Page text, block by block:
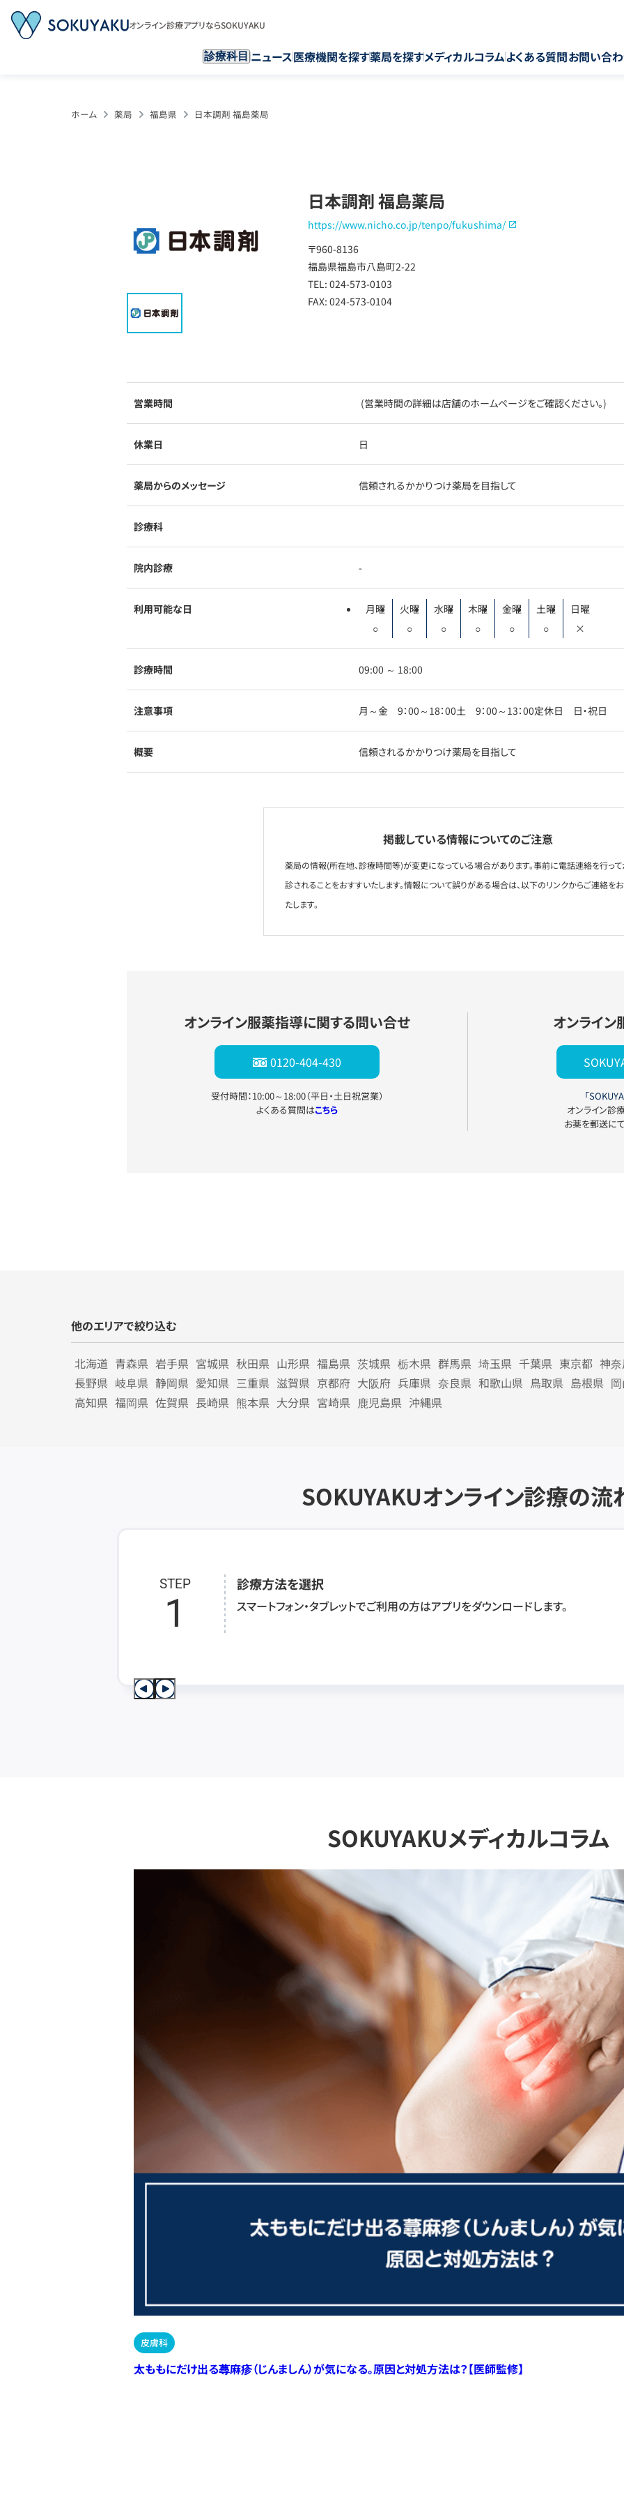
オンライン診療アプリならSOKUYAKU
診療科目 ニュース医療機関を探す薬局を探すメディカルコラムよくある質問お問い合
ホーム 薬局 福島県 日本調剤 福島薬局
日本調剤 福島薬局
https://www.nicho.co.jp/tenpo/fukushima/
〒960-8136
福島県福島市八島町2-22
TEL: 024-573-0103
FAX: 024-573-0104
営業時間 (営業時間の詳細は店舗のホームページをご確認ください。)
休業日 日
薬局からのメッセージ 信頼されるかかりつけ薬局を目指して
診療科
院内診療 -
利用可能な日
月曜
○
火曜
○
水曜
○
木曜
○
金曜
○
土曜
○
日曜
×
診療時間 09:00 ～ 18:00
注意事項 月～金 9：00～18：00土 9：00～13：00定休日 日・祝日
概要 信頼されるかかりつけ薬局を目指して
掲載している情報についてのご注意
薬局の情報(所在地、診療時間等)が変更になっている場合があります。事前に電話連絡を行っ
診されることをおすすいたします。情報について誤りがある場合は、以下のリンクからご連絡を
たします。
オンライン服薬指導に関する問い合せ
0120-404-430
受付時間：10:00～18:00（平日・土日祝営業）
よくある質問はこちら
オンライ
「
オンライン診
お薬を郵送に
他のエリアで絞り込む
北海道 青森県 岩手県 宮城県 秋田県 山形県 福島県 茨城県 栃木県 群馬県 埼玉県 千葉県 東京都 神
長野県 岐阜県 静岡県 愛知県 三重県 滋賀県 京都府 大阪府 兵庫県 奈良県 和歌山県 鳥取県 島根県
高知県 福岡県 佐賀県 長崎県 熊本県 大分県 宮崎県 鹿児島県 沖縄県
SOKUYAKUオンライン診療の流
STEP
1
診療方法を選択
スマートフォン・タブレットでご利用の方はアプリをダウンロードします。
SOKUYAKUメディカルコラム
皮膚科
太ももにだけ出る蕁麻疹（じんましん）が気になる。原因と対処方法は？【医師監修】